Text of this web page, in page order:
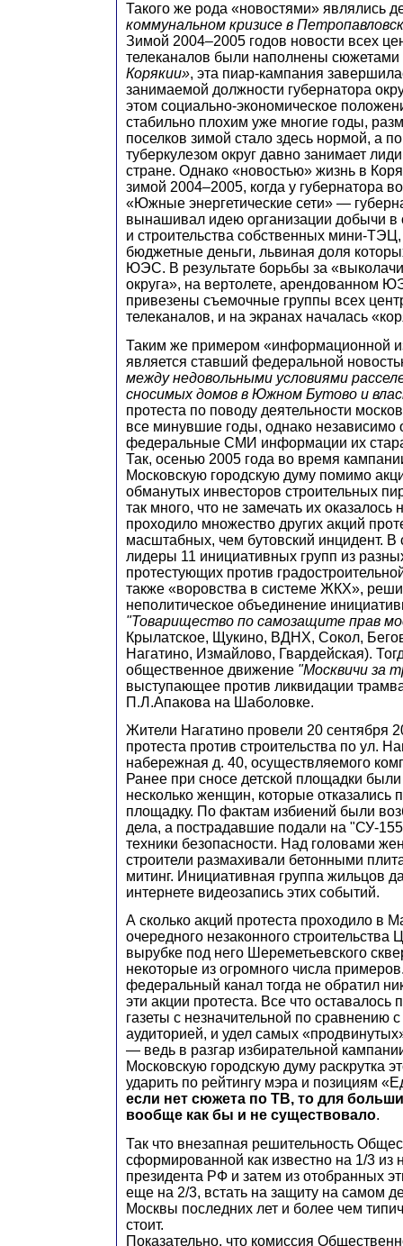
Такого же рода «новостями» являлись
коммунальном кризисе в
Зимой 2004–2005 годов новости всех
телеканалов были наполнены
Корякии», эта пиар-кампания
занимаемой должности губернатора
этом социально-экономическое
стабильно плохим уже многие годы,
поселков зимой стало здесь нормой, а
туберкулезом округ давно занимает
стране. Однако «новостью» жизнь в
зимой 2004–2005, когда у губернатора
«Южные энергетические сети» —
вынашивал идею организации добычи в
и строительства собственных мини-
бюджетные деньги, львиная доля
ЮЭС. В результате борьбы за
округа», на вертолете, арендованном
привезены съемочные группы всех
телеканалов, и на экранах началась
Таким же примером «информационной
является ставший федеральной
между недовольными условиями
сносимых домов в Южном Бутово и
протеста по поводу деятельности
все минувшие годы, однако независимо
федеральные СМИ информации их
Так, осенью 2005 года во время
Московскую городскую думу помимо
обманутых инвесторов строительных
так много, что не замечать их
проходило множество других акций
масштабных, чем бутовский инцидент. В
лидеры 11 инициативных групп из
протестующих против
также «воровства в системе ЖКХ»,
неполитическое объединение
"Товарищество по самозащите прав
Крылатское, Щукино, ВДНХ, Сокол,
Нагатино, Измайлово, Гвардейская).
общественное движение "Москвичи за
выступающее против ликвидации
П.Л.Апакова на Шаболовке.
Жители Нагатино провели 20 сентября
протеста против строительства по ул.
набережная д. 40, осуществляемого
Ранее при сносе детской площадки
несколько женщин, которые отказались
площадку. По фактам избиений были
дела, а пострадавшие подали на "СУ-
техники безопасности. Над головами
строители размахивали бетонными
митинг. Инициативная группа жильцов
интернете видеозапись этих событий.
А сколько акций протеста проходило в
очередного незаконного строительства
вырубке под него Шереметьевского
некоторые из огромного числа
федеральный канал тогда не обратил
эти акции протеста. Все что
газеты с незначительной по сравнению
аудиторией, и удел самых
— ведь в разгар избирательной
Московскую городскую думу раскрутка
ударить по рейтингу мэра и позициям
если нет сюжета по ТВ, то для
вообще как бы и не существовало.
Так что внезапная решительность
сформированной как известно на 1/3 из
президента РФ и затем из отобранных
еще на 2/3, встать на защиту на самом
Москвы последних лет и более чем
стоит.
Показательно, что комиссия